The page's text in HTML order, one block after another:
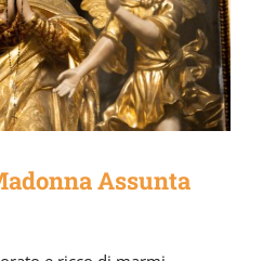
Assunta